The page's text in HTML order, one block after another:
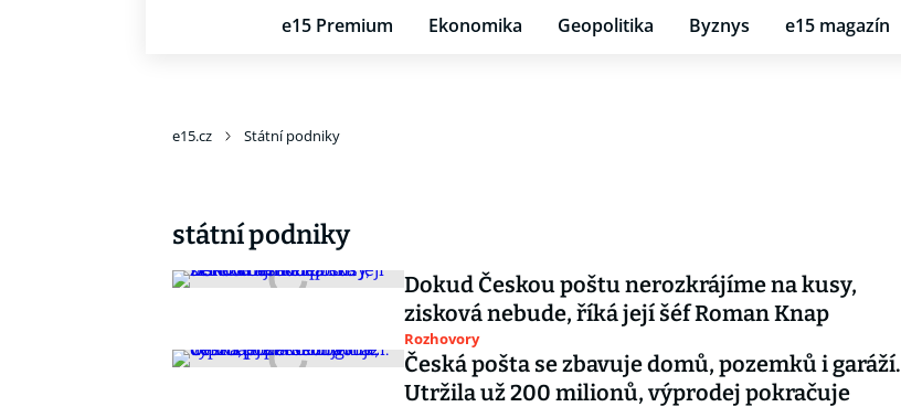
e15 Premium Ekonomika Geopolitika Byznys e15 magazín
e15.cz Státní podniky
státní podniky
Dokud Českou poštu nerozkrájíme na kusy,
zisková nebude, říká její šéf Roman Knap
Rozhovory
Česká pošta se zbavuje domů, pozemků i garáží.
Utržila už 200 milionů, výprodej pokračuje